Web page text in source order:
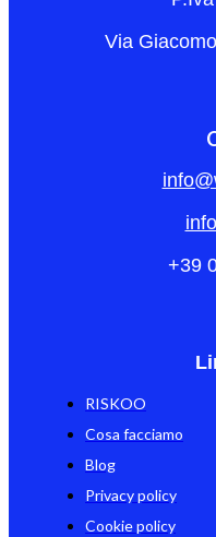
Via
+39
RISKOO
Cosa facciamo
Blog
Privacy policy
Cookie policy